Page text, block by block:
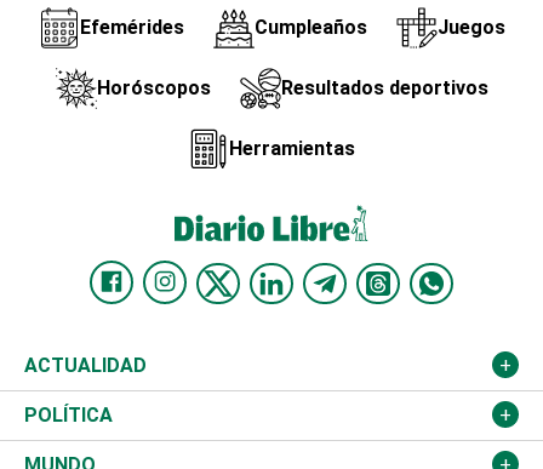
Efemérides Cumpleaños Juegos
Horóscopos Resultados deportivos
Herramientas
ACTUALIDAD
Nacional
Ciudad
POLÍTICA